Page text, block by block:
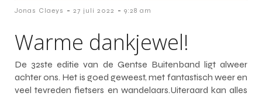
Jonas Claeys - 27 juli 2022 - 9:28 am
Warme dankjewel!
De 32ste editie van de Gentse Buitenband ligt alweer
achter ons. Het is goed geweest, met fantastisch weer en
veel tevreden fietsers en wandelaars.Uiteraard kan alles